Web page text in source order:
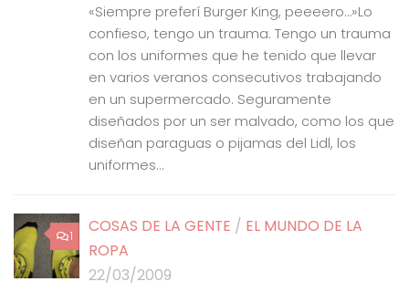
«Siempre preferí Burger King, peeeero…»Lo
confieso, tengo un trauma. Tengo un trauma
con los uniformes que he tenido que llevar
en varios veranos consecutivos trabajando
en un supermercado. Seguramente
diseñados por un ser malvado, como los que
diseñan paraguas o pijamas del Lidl, los
uniformes...
1 COSAS DE LA GENTE / EL MUNDO DE LA
ROPA
22/03/2009